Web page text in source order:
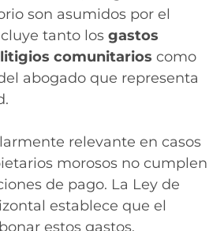
son asumidos por el
tanto los gastos
comunitarios como
abogado que representa
relevante en casos
morosos no cumplen
de pago. La Ley de
establece que el
estos gastos,